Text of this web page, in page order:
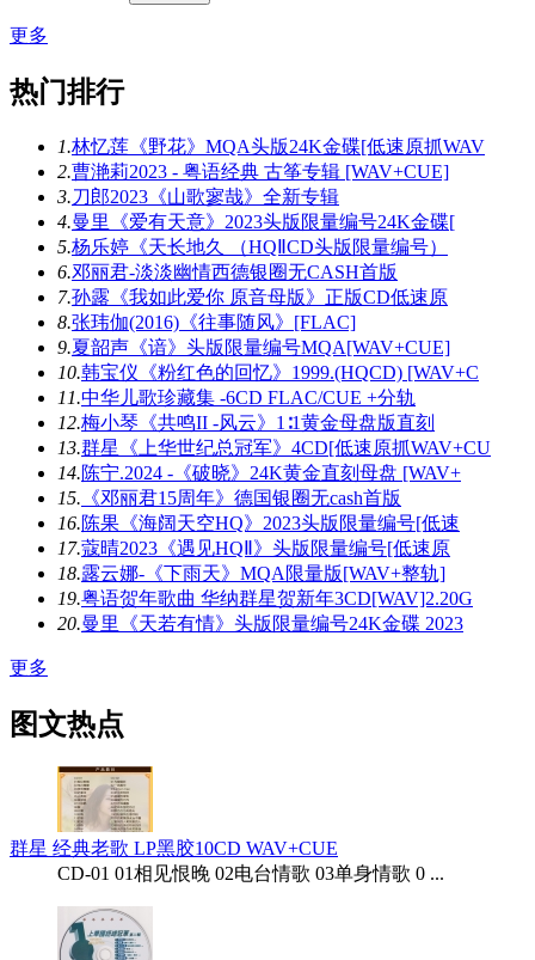
更多
热门排行
1.林忆莲《野花》MQA头版24K金碟[低速原抓WAV
2.曹滟莉2023 - 粤语经典 古筝专辑 [WAV+CUE]
3.刀郎2023《山歌寥哉》全新专辑
4.曼里《爱有天意》2023头版限量编号24K金碟[
5.杨乐婷《天长地久 （HQⅡCD头版限量编号）
6.邓丽君-淡淡幽情西德银圈无CASH首版
7.孙露《我如此爱你 原音母版》正版CD低速原
8.张玮伽(2016)《往事随风》[FLAC]
9.夏韶声《谙》头版限量编号MQA[WAV+CUE]
10.韩宝仪《粉红色的回忆》1999.(HQCD) [WAV+C
11.中华儿歌珍藏集 -6CD FLAC/CUE +分轨
12.梅小琴《共鸣II -风云》1∶1黄金母盘版直刻
13.群星《上华世纪总冠军》4CD[低速原抓WAV+CU
14.陈宁.2024 -《破晓》24K黄金直刻母盘 [WAV+
15. 《邓丽君15周年》德国银圈无cash首版
16.陈果《海阔天空HQ》2023头版限量编号[低速
17.蔻晴2023《遇见HQⅡ》头版限量编号[低速原
18.露云娜-《下雨天》MQA限量版[WAV+整轨]
19.粤语贺年歌曲 华纳群星贺新年3CD[WAV]2.20G
20.曼里《天若有情》头版限量编号24K金碟 2023
更多
图文热点
群星 经典老歌 LP黑胶10CD WAV+CUE
CD-01 01相见恨晚 02电台情歌 03单身情歌 0 ...